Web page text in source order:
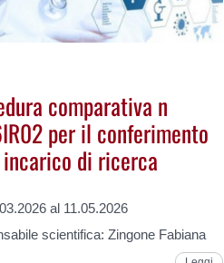
comparativa n
per il conferimento
di ricerca
al 11.05.2026
scientifica: Zingone Fabiana